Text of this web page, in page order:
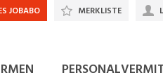
JOBABO MERKLISTE